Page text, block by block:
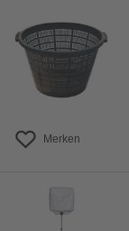
Merken